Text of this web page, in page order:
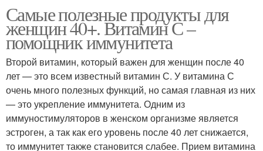
Самые полезные продукты для
женщин 40+. Витамин С –
помощник иммунитета
Второй витамин, который важен для женщин после 40
лет — это всем известный витамин С. У витамина С
очень много полезных функций, но самая главная из них
— это укрепление иммунитета. Одним из
иммуностимуляторов в женском организме является
эстроген, а так как его уровень после 40 лет снижается,
то иммунитет также становится слабее. Прием витамина